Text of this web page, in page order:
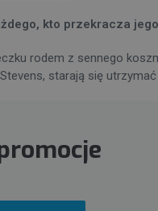
kto przekracza
rodem z sennego
starają się